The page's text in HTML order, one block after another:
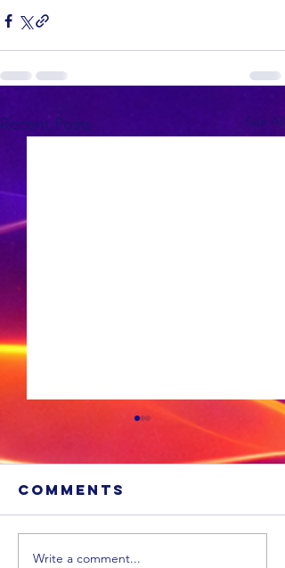
Recent Posts See All
Comments
Write a comment...